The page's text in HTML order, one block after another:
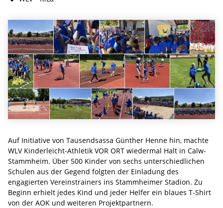
Auf Initiative von Tausendsassa Günther Henne hin, machte
WLV Kinderleicht-Athletik VOR ORT wiedermal Halt in Calw-
Stammheim. Über 500 Kinder von sechs unterschiedlichen
Schulen aus der Gegend folgten der Einladung des
engagierten Vereinstrainers ins Stammheimer Stadion. Zu
Beginn erhielt jedes Kind und jeder Helfer ein blaues T-Shirt
von der AOK und weiteren Projektpartnern.